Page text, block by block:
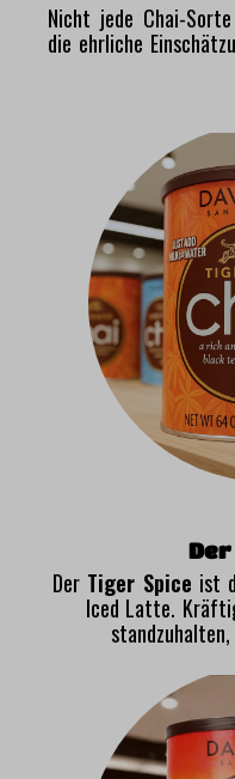
Nicht jede Chai-
die ehrliche
Der Tiger Spice ist
Iced Latte.